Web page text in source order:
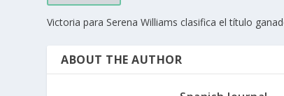
Victoria para Serena Williams clasifica el título
ABOUT THE AUTHOR